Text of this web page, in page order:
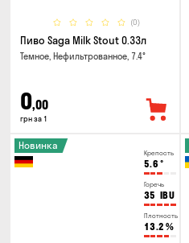
(0)
Пиво Saga Milk Stout 0.33л
Темное, Нефильтрованное, 7.4°
0,00
грн за 1
Крепость
5.6 °
Горечь
35 IBU
Плотность
13.2 %
Новинка